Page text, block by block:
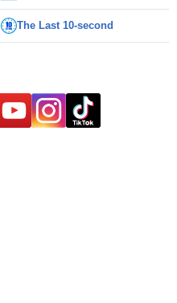
The Last 10-second